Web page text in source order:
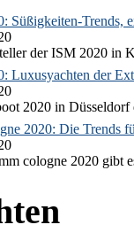
Süßigkeiten-Trends,
der ISM 2020 in
Luxusyachten der
2020 in Düsseldorf
2020: Die Trends
cologne 2020 gibt